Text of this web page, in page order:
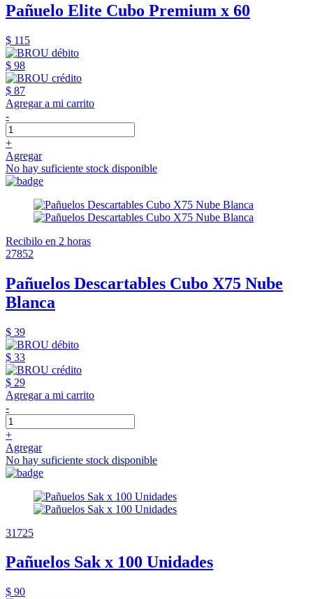
Pañuelo Elite Cubo Premium x 60
$ 115
$ 98
$ 87
Agregar a mi carrito
-
+
Agregar
No hay suficiente stock disponible
Recibilo en 2 horas
27852
Pañuelos Descartables Cubo X75 Nube
Blanca
$ 39
$ 33
$ 29
Agregar a mi carrito
-
+
Agregar
No hay suficiente stock disponible
31725
Pañuelos Sak x 100 Unidades
$ 90